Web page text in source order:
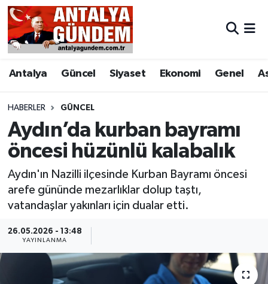
Antalya Güncel Siyaset Ekonomi Genel
HABERLER GÜNCEL
Aydın’da kurban bayramı
öncesi hüzünlü kalabalık
Aydın'ın Nazilli ilçesinde Kurban Bayramı öncesi
arefe gününde mezarlıklar dolup taştı,
vatandaşlar yakınları için dualar etti.
26.05.2026 - 13:48
YAYINLANMA
Antalya
Asayiş
Bilim & Teknoloji
Bölge
EĞİTİM
Ekonomi
Genel
Görüntülü Haber
Antalya Nöbetçi Eczaneler
Antalya Hava Durumu
Antalya Namaz Vakitleri
Antalya Trafik Yoğunluk Haritası
Süper Lig Puan Durumu ve Fikstür
Tüm Manşetler
Son Dakika Haberleri
Haber Arşivi